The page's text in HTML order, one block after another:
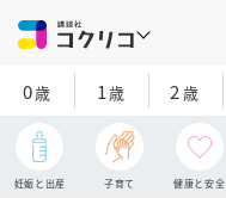
0歳 1歳 2 歳
妊娠と出産 子育て 健康と安全